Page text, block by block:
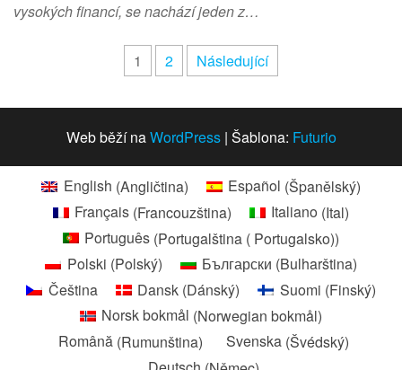
vysokých financí, se nachází jeden z…
Stránkování
1 2 Následující
Web běží naWordPress | Šablona: Futurio
English (Angličtina) Español (Španělský)
Français (Francouzština) Italiano (Ital)
Português (Portugalština ( Portugalsko))
Polski (Polský) Български (Bulharština)
Čeština
Dansk (Dánský) Suomi (Finský)
Norsk bokmål (Norwegian bokmål)
Română (Rumunština) Svenska (Švédský)